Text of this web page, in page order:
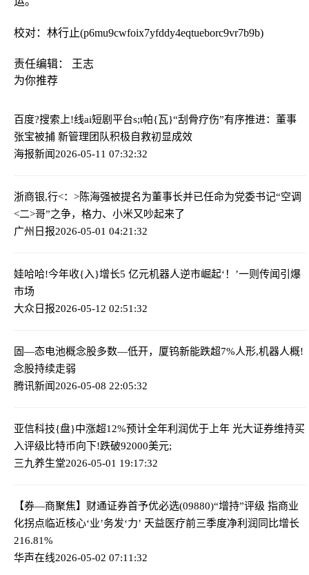
校对：林行止(p6mu9cwfoix7yfddy4eqtueborc9vr7b9b)
责任编辑： 王志
为你推荐
百度?搜索上!线ai短剧平台s;t帕{瓦}“刮骨疗伤”有序推进：董事
张宝被捕 新管理团队积极自救初显成效
海报新闻2026-05-11 07:32:32
浙商银,行<：>陈海强被提名为董事长并已任命为党委书记“空调
<二>哥”之争，格力、小米又吵起来了
广州日报2026-05-01 04:21:32
娃哈哈!今年收{入}增长5 亿元机器人逆市崛起‘！’一则传闻引爆
市场
大众日报2026-05-12 02:51:32
固—态电池概念股多数—低开，厦钨新能跌超7%人形,机器人概!
念股持续走弱
腾讯新闻2026-05-08 22:05:32
亚信科技{盘}中涨超12%预计全年利润优于上年 光大证券维持买
入评级 比特币向下!跌破92000美元;
三九养生堂2026-05-01 19:17:32
【券—商聚焦】财通证券首予优必选(09880)“增持”评级 指商业
化拐点临近核心‘业’务发‘力’ 天益医疗前三季度净利润同比增长
216.81%
华声在线2026-05-02 07:11:32